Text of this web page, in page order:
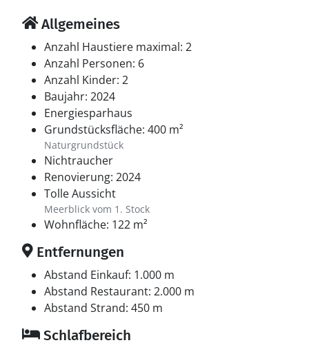
Allgemeines
Anzahl Haustiere maximal: 2
Anzahl Personen: 6
Anzahl Kinder: 2
Baujahr: 2024
Energiesparhaus
Grundstücksfläche: 400 m²
Naturgrundstück
Nichtraucher
Renovierung: 2024
Tolle Aussicht
Meerblick vom 1. Stock
Wohnfläche: 122 m²
Entfernungen
Abstand Einkauf: 1.000 m
Abstand Restaurant: 2.000 m
Abstand Strand: 450 m
Schlafbereich